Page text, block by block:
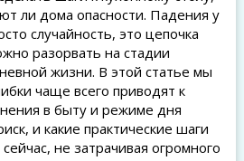
ли дома опасности. Падения у
случайность, это цепочка
разорвать на стадии
жизни. В этой статье мы
чаще всего приводят к
в быту и режиме дня
и какие практические шаги
не затрачивая огромного